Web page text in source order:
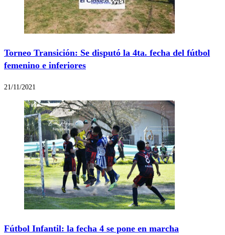
Torneo Transición: Se disputó la 4ta. fecha del fútbol
femenino e inferiores
21/11/2021
Fútbol Infantil: la fecha 4 se pone en marcha